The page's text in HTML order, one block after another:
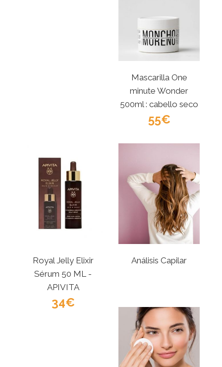
Mascarilla One
minute Wonder
500ml : cabello seco
- MONCHO
55
Royal Jelly Elixir
Sérum 50 ML -
APIVITA
34
Análisis Capilar